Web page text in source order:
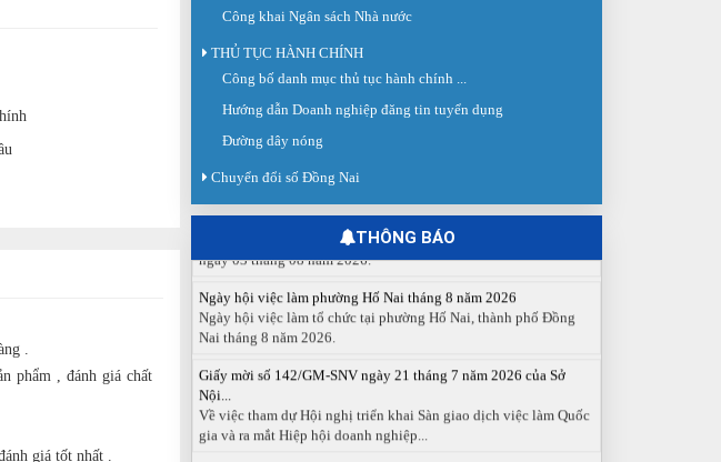
.
phẩm , đánh giá chất
giá tốt nhất .
Công khai Ngân sách Nhà nước
THỦ TỤC HÀNH CHÍNH
Công bố danh mục thủ tục hành chính ...
Hướng dẫn Doanh nghiệp đăng tin tuyển dụng
Đường dây nóng
Chuyển đổi số Đồng Nai
THÔNG BÁO
Sáng ngày 03/8/2026, Trung tâm Dịch vụ việc làm Đồng Nai tổ
chức Sàn giao dịch việc làm lần thứ 08...
Báo cáo số 141/BC-TTDVVL của Trung tâm Dịch vụ việc làm
Đồng...
ngày 03 tháng 08 năm 2026.
Ngày hội việc làm phường Hố Nai tháng 8 năm 2026
Ngày hội việc làm tổ chức tại phường Hố Nai, thành phố Đồng
Nai tháng 8 năm 2026.
Giấy mời số 142/GM-SNV ngày 21 tháng 7 năm 2026 của Sở
Nội...
Về việc tham dự Hội nghị triển khai Sàn giao dịch việc làm Quốc
gia và ra mắt Hiệp hội doanh nghiệp...